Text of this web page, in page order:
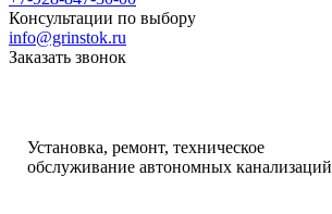
Консультации по выбору
info@grinstok.ru
Заказать звонок
Установка, ремонт, техническое
обслуживание автономных канализаций